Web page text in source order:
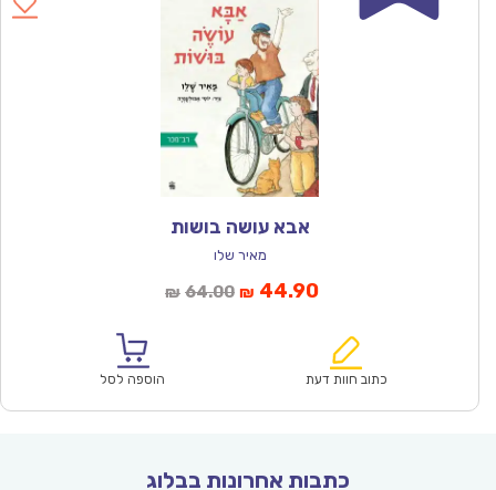
אבא עושה בושות
מאיר שלו
₪ 64.00המחיר
₪64.00.
₪ 44.90המחיר
הוא:
כתוב חוות דעת הוספה לסל
כתבות אחרונות בבלוג